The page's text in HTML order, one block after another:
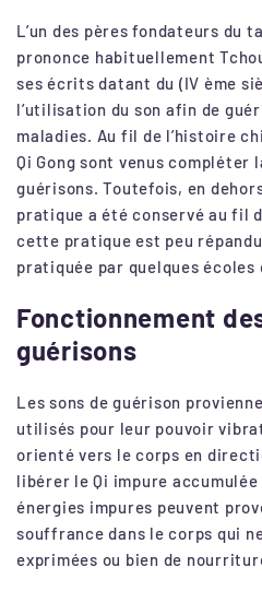
L’un des pères fondateurs du
prononce habituellement
ses écrits datant du (IV ème
l’utilisation du son afin de
maladies. Au fil de l’histoire
Qi Gong sont venus compléter
guérisons. Toutefois, en
pratique a été conservé au fil
cette pratique est peu
pratiquée par quelques écoles
Fonctionnement
guérisons
Les sons de guérison
utilisés pour leur pouvoir
orienté vers le corps en
libérer le Qi impure
énergies impures peuvent
souffrance dans le corps qui
exprimées ou bien de